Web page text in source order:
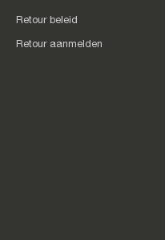
Retour beleid
Retour aanmelden